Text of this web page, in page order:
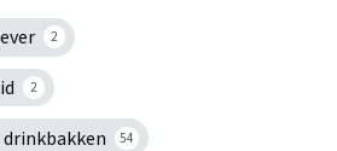
2
2
drinkbakken 54